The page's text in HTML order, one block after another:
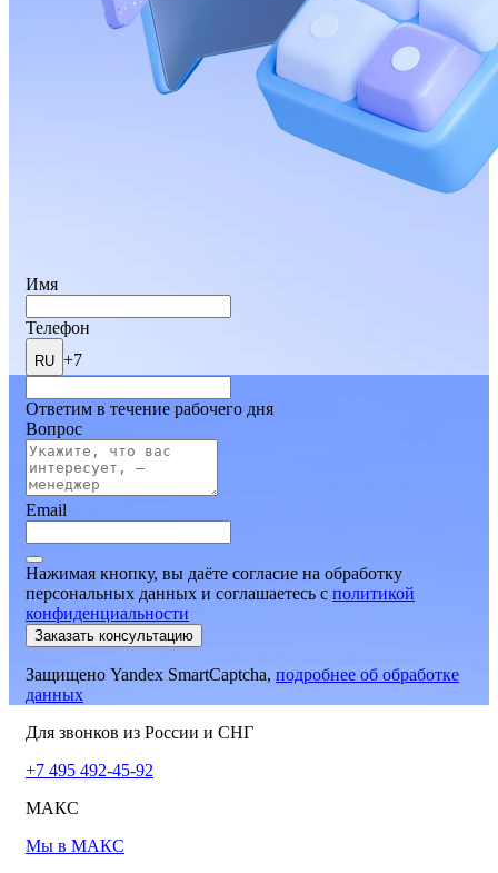
Имя
Телефон
RU +7
Ответим в течение рабочего дня
Вопрос
Email
Нажимая кнопку, вы даёте согласие на обработку
персональных данных и соглашаетесь c политикой
конфиденциальности
Заказать консультацию
Защищено Yandex SmartCaptcha, подробнее об обработке
данных
Для звонков из России и СНГ
+7 495 492-45-92
МАКС
Мы в МАКС